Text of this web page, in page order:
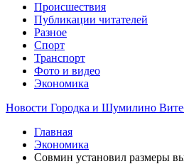
Происшествия
Публикации читателей
Разное
Спорт
Транспорт
Фото и видео
Экономика
Новости Городка и Шумилино
Главная
Экономика
Совмин установил размеры